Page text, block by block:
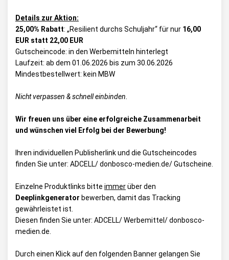
Details zur Aktion:
25,00% Rabatt: „Resilient durchs Schuljahr“ für nur 16,00
EUR statt 22,00 EUR
Gutscheincode: in den Werbemitteln hinterlegt
Laufzeit: ab dem 01.06.2026 bis zum 30.06.2026
Mindestbestellwert: kein MBW
Nicht verpassen & schnell einbinden.
Wir freuen uns über eine erfolgreiche Zusammenarbeit
und wünschen viel Erfolg bei der Bewerbung!
Ihren individuellen Publisherlink und die Gutscheincodes
finden Sie unter: ADCELL/ donbosco-medien.de/ Gutscheine
Einzelne Produktlinks bitte immerüber den
Deeplinkgenerator bewerben, damit das Tracking
gewährleistet ist.
Diesen finden Sie unter: ADCELL/ Werbemittel/ donbosco-
medien.de
Durch einen Klick auf den folgenden Banner gelangen Sie